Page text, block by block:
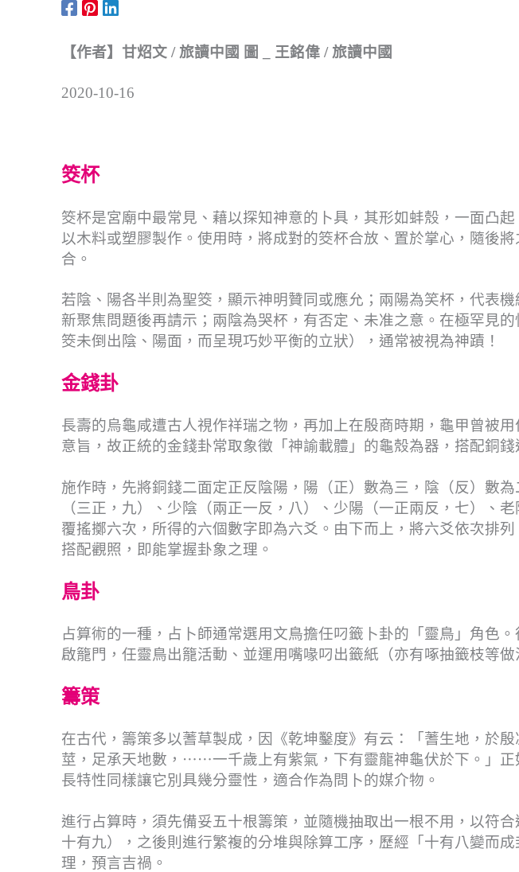
【作者】甘炤文 / 旅讀中國 圖 _ 王銘偉 / 旅讀中國
2020-10-16
筊杯
筊杯是宮廟中最常見、藉以探知神意的卜具，其形如蚌殼，一面凸
以木料或塑膠製作。使用時，將成對的筊杯合放、置於掌心，隨後
合。
若陰、陽各半則為聖筊，顯示神明贊同或應允；兩陽為笑杯，代表
新聚焦問題後再請示；兩陰為哭杯，有否定、未准之意。在極罕見
筊未倒出陰、陽面，而呈現巧妙平衡的立狀），通常被視為神蹟！
金錢卦
長壽的烏龜咸遭古人視作祥瑞之物，再加上在殷商時期，龜甲曾被
意旨，故正統的金錢卦常取象徵「神諭載體」的龜殼為器，搭配銅錢
施作時，先將銅錢二面定正反陰陽，陽（正）數為三，陰（反）數
（三正，九）、少陰（兩正一反，八）、少陽（一正兩反，七）、
覆搖擲六次，所得的六個數字即為六爻。由下而上，將六爻依次排
搭配觀照，即能掌握卦象之理。
鳥卦
占算術的一種，占卜師通常選用文鳥擔任叼籤卜卦的「靈鳥」角色
啟籠門，任靈鳥出籠活動、並運用嘴喙叼出籤紙（亦有啄抽籤枝等
籌策
在古代，籌策多以蓍草製成，因《乾坤鑿度》有云：「蓍生地，於
莖，足承天地數，⋯⋯一千歲上有紫氣，下有靈龍神龜伏於下。」正
長特性同樣讓它別具幾分靈性，適合作為問卜的媒介物。
進行占算時，須先備妥五十根籌策，並隨機抽取出一根不用，以符
十有九），之後則進行繁複的分堆與除算工序，歷經「十有八變而
理，預言吉禍。